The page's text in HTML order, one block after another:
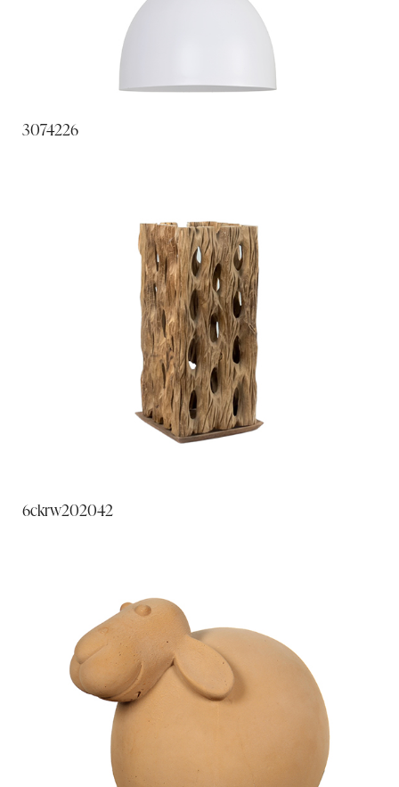
3074226
6ckrw202042